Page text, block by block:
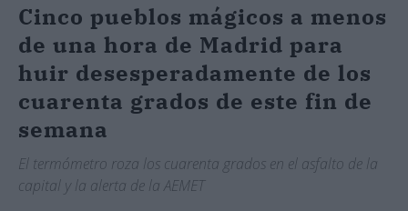
Cinco pueblos mágicos a menos
de una hora de Madrid para
huir desesperadamente de los
cuarenta grados de este fin de
semana
El termómetro roza los cuarenta grados en el asfalto de la
capital y la alerta de la AEMET